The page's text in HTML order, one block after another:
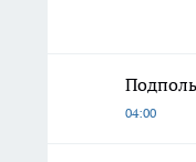
04:00